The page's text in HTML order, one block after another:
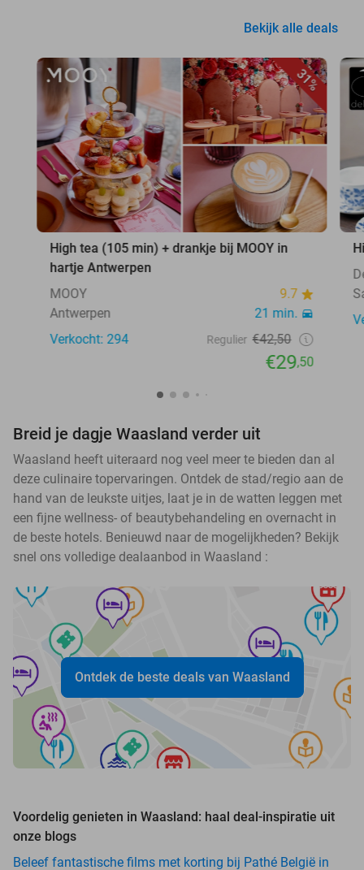
Bekijk alle deals
31%
High tea (105 min) + drankje bij MOOY in
hartje Antwerpen
MOOY
9.7
Antwerpen
21 min.
Verkocht: 294
Regulier €42,50
€29,50
Breid je dagje Waasland verder uit
Waasland heeft uiteraard nog veel meer te bieden dan al
deze culinaire topervaringen. Ontdek de stad/regio aan de
hand van de leukste uitjes, laat je in de watten leggen met
een fijne wellness- of beautybehandeling en overnacht in
de beste hotels. Benieuwd naar de mogelijkheden? Bekijk
snel ons volledige dealaanbod in Waasland :
Ontdek de beste deals van Waasland
Voordelig genieten in Waasland: haal deal-inspiratie uit
onze blogs
Beleef fantastische films met korting bij Pathé België in